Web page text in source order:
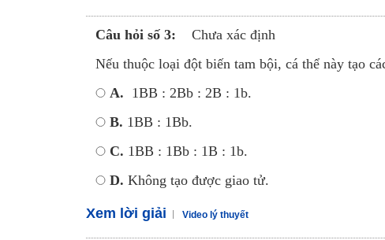
Câu hỏi số 3:
Chưa xác định
Nếu thuộc loại đột biến tam bội, cá thể này tạo
A. 1BB : 2Bb : 2B : 1b.
B. 1BB : 1Bb.
C. 1BB : 1Bb : 1B : 1b.
D. Không tạo được giao tử.
Xem lời giải Video lý thuyết